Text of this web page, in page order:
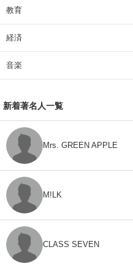
教育
経済
音楽
新着著名人一覧
Mrs. GREEN APPLE
M!LK
CLASS SEVEN